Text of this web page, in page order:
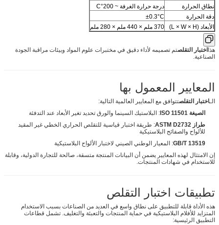
نطاق الحرارة
درجة حرارة الغرفة ~ 200°C
دقة الحرارة
±0.3°C
الأبعاد (L × W × H)
370 ملم × 440 ملم × 280 ملم
هذااختبار التقلصتم تصميمه لأداء دقيق في مختبرات علوم المواد وبيئات مراقبة الجودة
الصناعية.
المعايير المعمول بها
الـاختبار التقلصتتوافق مع المعايير العالمية التالية:
الصيغة ISO 11501
: البلاستيك ‬السينما والورق ‬تحديد تغير الأبعاد عند التدفئة
طراز ASTM D2732
: طريقة اختبار قياسية للتقلص الحراري الخطي غير المقيد
للألواح والصفائح البلاستيكية
GB/T 13519: المعيار الوطني الصيني لاختبار الألواح البلاستيكية
إن الامتثال لهذه المعايير يضمن أن البيانات المنتجة متسقة، صالحة للتجارة الدولية، وقابلة
للاستخدام في شهادات المنتجات.
تطبيقات اختبار التقلص
هذه الأداة قابلة للتطبيق على نطاق واسع في العديد من الصناعات بسبب الاستخدام
المتزايد للأفلام البلاستيكية في حماية المنتجات والتعبئة والتغليف. تشمل قطاعات
التطبيق الرئيسية: